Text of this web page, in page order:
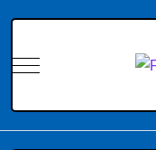
Mobile Menu Toggle